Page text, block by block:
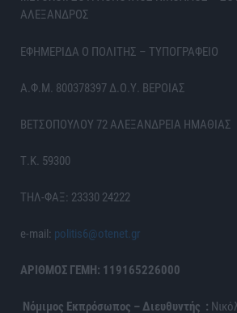
ΑΛΕΞΑΝΔΡΟΣ
ΕΦΗΜΕΡΙΔΑ Ο ΠΟΛΙΤΗΣ – ΤΥΠΟΓΡΑΦΕΙΟ
Α.Φ.Μ. 800378397 Δ.Ο.Υ. ΒΕΡΟΙΑΣ
ΒΕΤΣΟΠΟΥΛΟΥ 72 ΑΛΕΞΑΝΔΡΕΙΑ ΗΜΑΘΙΑΣ
Τ.Κ. 59300
ΤΗΛ-ΦΑΞ: 23330 24222
e-mail: politis6@otenet.gr
ΑΡΙΘΜΟΣ ΓΕΜΗ: 119165226000
Νόμιμος Εκπρόσωπος – Διευθυντής :